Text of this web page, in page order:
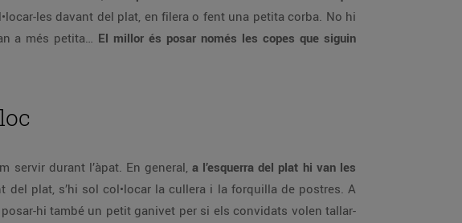
les davant del plat, en filera o fent una petita corba. No hi
a més petita… El millor és posar només les copes que siguin
servir durant l’àpat. En general, a l’esquerra del plat hi van les
del plat, s’hi sol col•locar la cullera i la forquilla de postres. A
hi també un petit ganivet per si els convidats volen tallar-